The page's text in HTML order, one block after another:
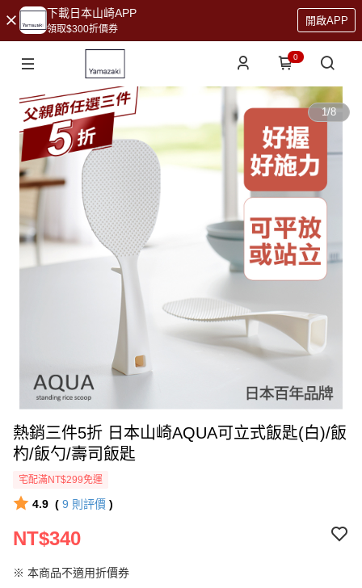
下載日本山崎APP
領取$300折價券
開啟APP
0
1/8
熱銷三件5折 日本山崎AQUA可立式飯匙(白)/飯
杓/飯勺/壽司飯匙
宅配滿NT$299免運
4.9 ( 9 則評價 )
NT$340
※ 本商品不適用折價券